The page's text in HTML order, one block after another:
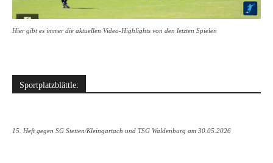
Hier gibt es immer die aktuellen Video-Highlights von den letzten Spielen
Sportplatzblättle:
15. Heft gegen SG Stetten/Kleingartach und TSG Waldenburg am 30.05.2026